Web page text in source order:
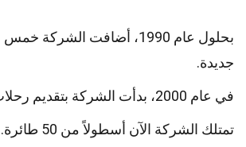
بحلول عام 1990، أضافت الشركة
جديدة.
في عام 2000، بدأت الشركة بتقديم رحلات دولية.
تمتلك الشركة الآن أسطولاً من 50 طائرة.